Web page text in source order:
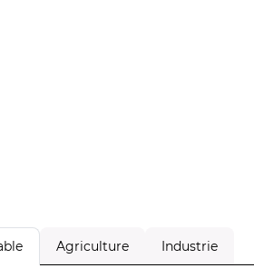
Agriculture Industrie